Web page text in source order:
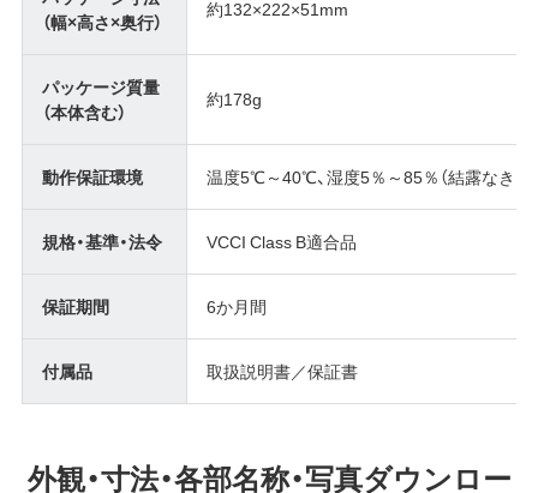
（幅×高さ×奥行）
約132×222×51mm
パッケージ質量
（本体含む）
約178g
動作保証環境 温度5℃～40℃、湿度5％～85％（結露なきこ
規格・基準・法令 VCCI Class B適合品
保証期間 6か月間
付属品 取扱説明書／保証書
外観・寸法・各部名称・写真ダウンロー